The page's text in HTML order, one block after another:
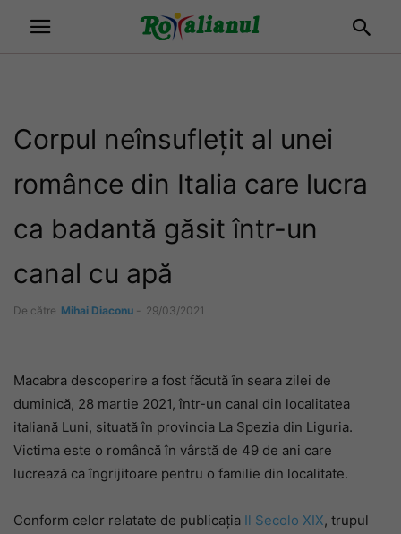
Corpul neînsuflețit al unei
românce din Italia care lucra
ca badantă găsit într-un
canal cu apă
De către Mihai Diaconu - 29/03/2021
Macabra descoperire a fost făcută în seara zilei de
duminică, 28 martie 2021, într-un canal din localitatea
italiană Luni, situată în provincia La Spezia din Liguria.
Victima este o româncă în vârstă de 49 de ani care
lucrează ca îngrijitoare pentru o familie din localitate.
Conform celor relatate de publicația Il Secolo XIX, trupul